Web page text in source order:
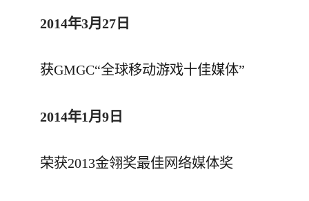
2014年3月27日
获GMGC“全球移动游戏十佳媒体”
2014年1月9日
荣获2013金翎奖最佳网络媒体奖